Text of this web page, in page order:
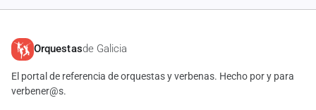
Orquestasde Galicia
El portal de referencia de orquestas y verbenas. Hecho por y para
verbener@s.